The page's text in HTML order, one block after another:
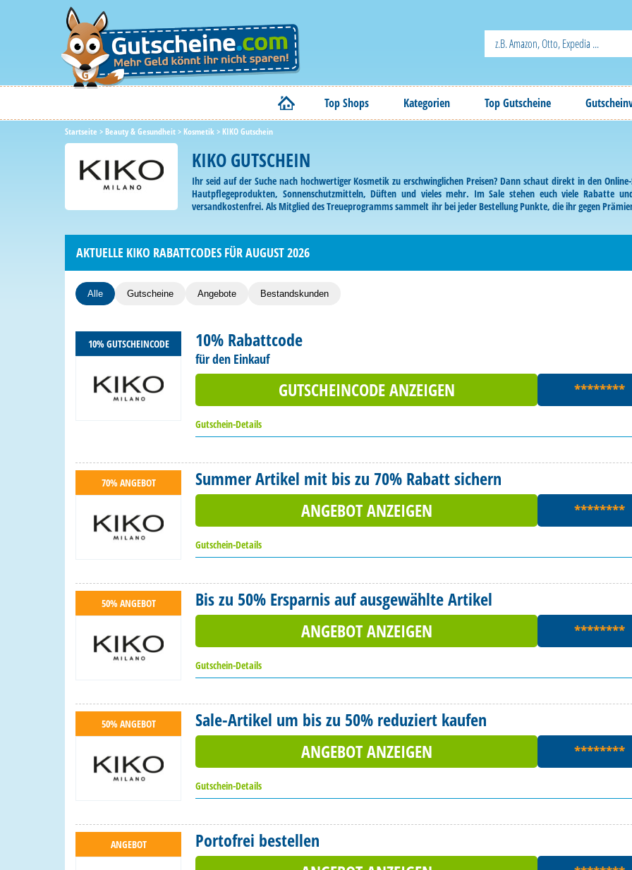
Top Shops Kategorien Top Gutscheine
Startseite >Beauty & Gesundheit>Kosmetik>KIKO Gutschein
KIKO GUTSCHEIN
Ihr seid auf der Suche nach hochwertiger Kosmetik zu erschwinglichen Preisen? Dann schaut direkt in den
Hautpflegeprodukten, Sonnenschutzmitteln, Düften und vieles mehr. Im Sale stehen euch viele Rabatte
versandkostenfrei. Als Mitglied des Treueprogramms sammelt ihr bei jeder Bestellung Punkte, die ihr gegen
AKTUELLE KIKO RABATTCODES FÜR AUGUST 2026
Alle Gutscheine Angebote Bestandskunden
10% GUTSCHEINCODE 10% Rabattcode
für den Einkauf
GUTSCHEINCODE ANZEIGEN ********
Gutschein-Details
70% ANGEBOT
Summer Artikel mit bis zu 70% Rabatt sichern
ANGEBOT ANZEIGEN
********
Gutschein-Details
50% ANGEBOT
Bis zu 50% Ersparnis auf ausgewählte Artikel
ANGEBOT ANZEIGEN
********
Gutschein-Details
50% ANGEBOT
Sale-Artikel um bis zu 50% reduziert kaufen
ANGEBOT ANZEIGEN
********
Gutschein-Details
ANGEBOT
Portofrei bestellen